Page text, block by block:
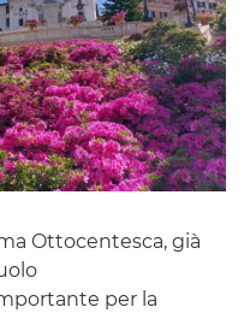
Ottocentesca, già
per la